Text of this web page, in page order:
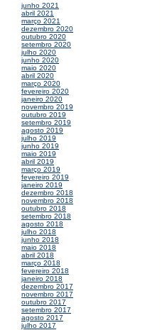
junho 2021
abril 2021
março 2021
dezembro 2020
outubro 2020
setembro 2020
julho 2020
junho 2020
maio 2020
abril 2020
março 2020
fevereiro 2020
janeiro 2020
novembro 2019
outubro 2019
setembro 2019
agosto 2019
julho 2019
junho 2019
maio 2019
abril 2019
março 2019
fevereiro 2019
janeiro 2019
dezembro 2018
novembro 2018
outubro 2018
setembro 2018
agosto 2018
julho 2018
junho 2018
maio 2018
abril 2018
março 2018
fevereiro 2018
janeiro 2018
dezembro 2017
novembro 2017
outubro 2017
setembro 2017
agosto 2017
julho 2017